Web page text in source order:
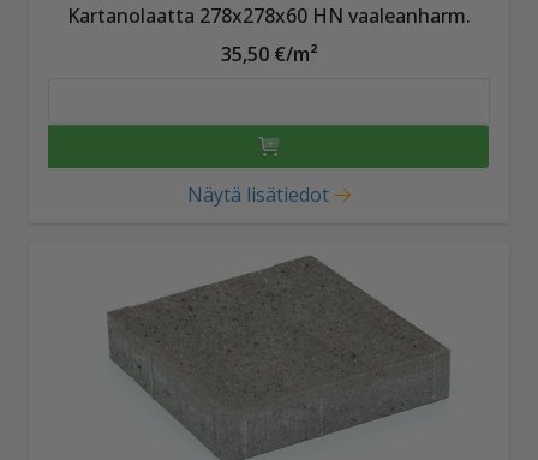
Kartanolaatta 278x278x60 HN vaaleanharm.
35,50 €/m²
Näytä lisätiedot